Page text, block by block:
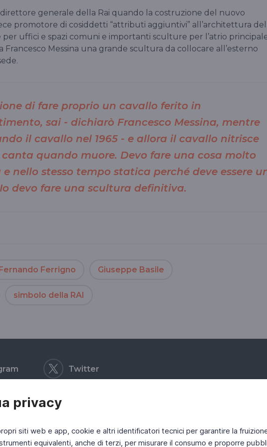
privacy
siti web e app, cookie e altri identificatori tecnici per garantire la
equivalenti, anche di terzi, per misurare il consumo e proporre
generale della Rai quando la costruzione del nuovo
promotore di cosiddetti “attributi aggiuntivi” all’architettura del
per uffici e spazi comuni e importanti sculture per l’atrio
Francesco Messina una grande scultura da collocare all’esterno
di fare proprio un cavallo ferito in
sai - dichiarò Francesco Messina, mentre
il cavallo nel 1965 - e allora il cavallo nitrisce
quando muore. Devo fare una cosa molto
nello stesso tempo statica perché deve essere
devo fare una scultura definitiva.
Ferrigno Giuseppe Basile
simbolo della RAI
Twitter